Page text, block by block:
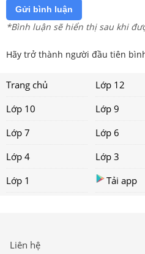
Gửi bình luận
*Bình luận sẽ hiển thị sau khi
Hãy trở thành người đầu tiên
Trang chủ Lớp 12
Lớp 10
Lớp 9
Lớp 7
Lớp 6
Lớp 4
Lớp 3
Lớp 1
Tải app
Liên hệ